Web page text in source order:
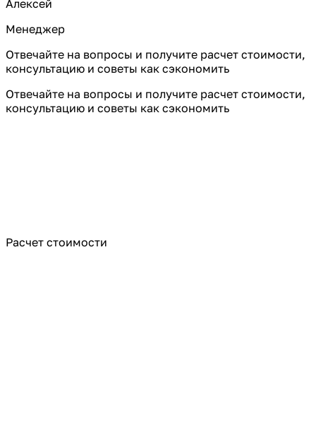
Алексей
Менеджер
Отвечайте на вопросы и получите расчет стоимости,
консультацию и советы как сэкономить
Отвечайте на вопросы и получите расчет стоимости,
консультацию и советы как сэкономить
Расчет стоимости